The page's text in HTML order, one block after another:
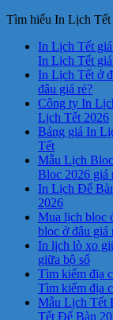
Tìm hiểu In Lịch Tết
In Lịch Tết
In Lịch Tết
In Lịch Tết ở
đâu giá rẻ?
Công ty In
Lịch Tết 2026
Bảng giá In
Tết
Mẫu Lịch
Bloc 2026 giá
In Lịch Để
2026
Mua lịch bloc
bloc ở đâu giá
In lịch lò xo
giữa bộ số
Tìm kiếm địa
Tìm kiếm địa
Mẫu Lịch Tết
Tết Để Bàn